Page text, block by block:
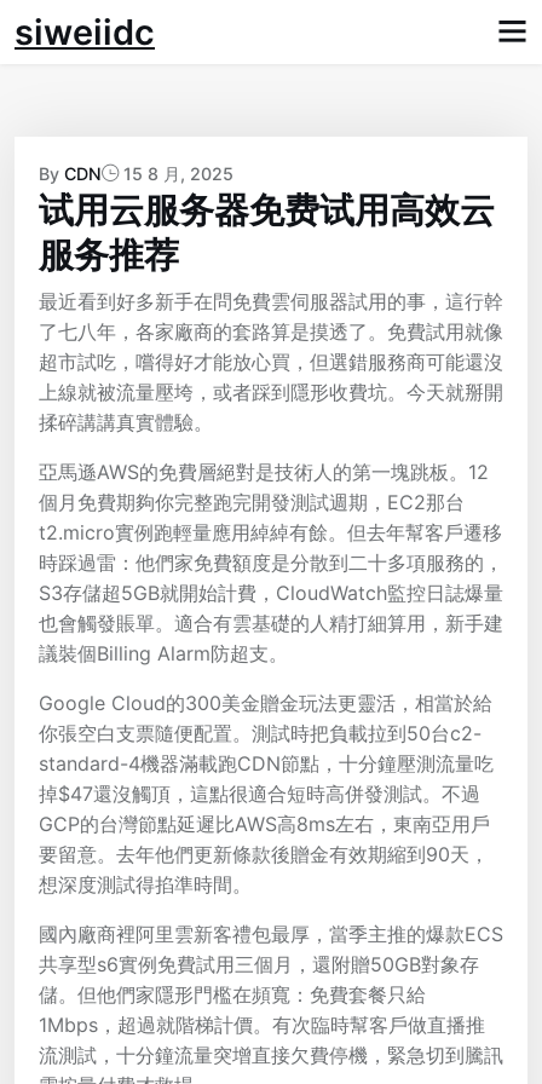
Skip
tosiweiidc
By CDN 15 8 月, 2025
试用云服务器免费试用高效云
服务推荐
最近看到好多新手在問免費雲伺服器試用的事，這行幹
了七八年，各家廠商的套路算是摸透了。免費試用就像
超市試吃，嚐得好才能放心買，但選錯服務商可能還沒
上線就被流量壓垮，或者踩到隱形收費坑。今天就掰開
揉碎講講真實體驗。
亞馬遜AWS的免費層絕對是技術人的第一塊跳板。12
個月免費期夠你完整跑完開發測試週期，EC2那台
t2.micro實例跑輕量應用綽綽有餘。但去年幫客戶遷移
時踩過雷：他們家免費額度是分散到二十多項服務的，
S3存儲超5GB就開始計費，CloudWatch監控日誌爆量
也會觸發賬單。適合有雲基礎的人精打細算用，新手建
議裝個Billing Alarm防超支。
Google Cloud的300美金贈金玩法更靈活，相當於給
你張空白支票隨便配置。測試時把負載拉到50台c2-
standard-4機器滿載跑CDN節點，十分鐘壓測流量吃
掉$47還沒觸頂，這點很適合短時高併發測試。不過
GCP的台灣節點延遲比AWS高8ms左右，東南亞用戶
要留意。去年他們更新條款後贈金有效期縮到90天，
想深度測試得掐準時間。
國內廠商裡阿里雲新客禮包最厚，當季主推的爆款ECS
共享型s6實例免費試用三個月，還附贈50GB對象存
儲。但他們家隱形門檻在頻寬：免費套餐只給
1Mbps，超過就階梯計價。有次臨時幫客戶做直播推
流測試，十分鐘流量突增直接欠費停機，緊急切到騰訊